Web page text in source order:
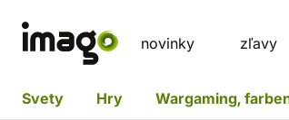
novinky zľavy
Svety Hry Wargaming,